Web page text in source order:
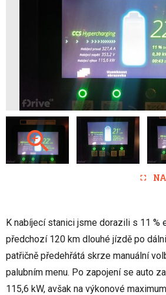
K nabíjecí stanici jsme dorazili s 11 %
předchozí 120 km dlouhé jízdě po
patřičně předehřátá skrze manuální
palubním menu. Po zapojení se auto
115,6 kW, avšak na výkonové